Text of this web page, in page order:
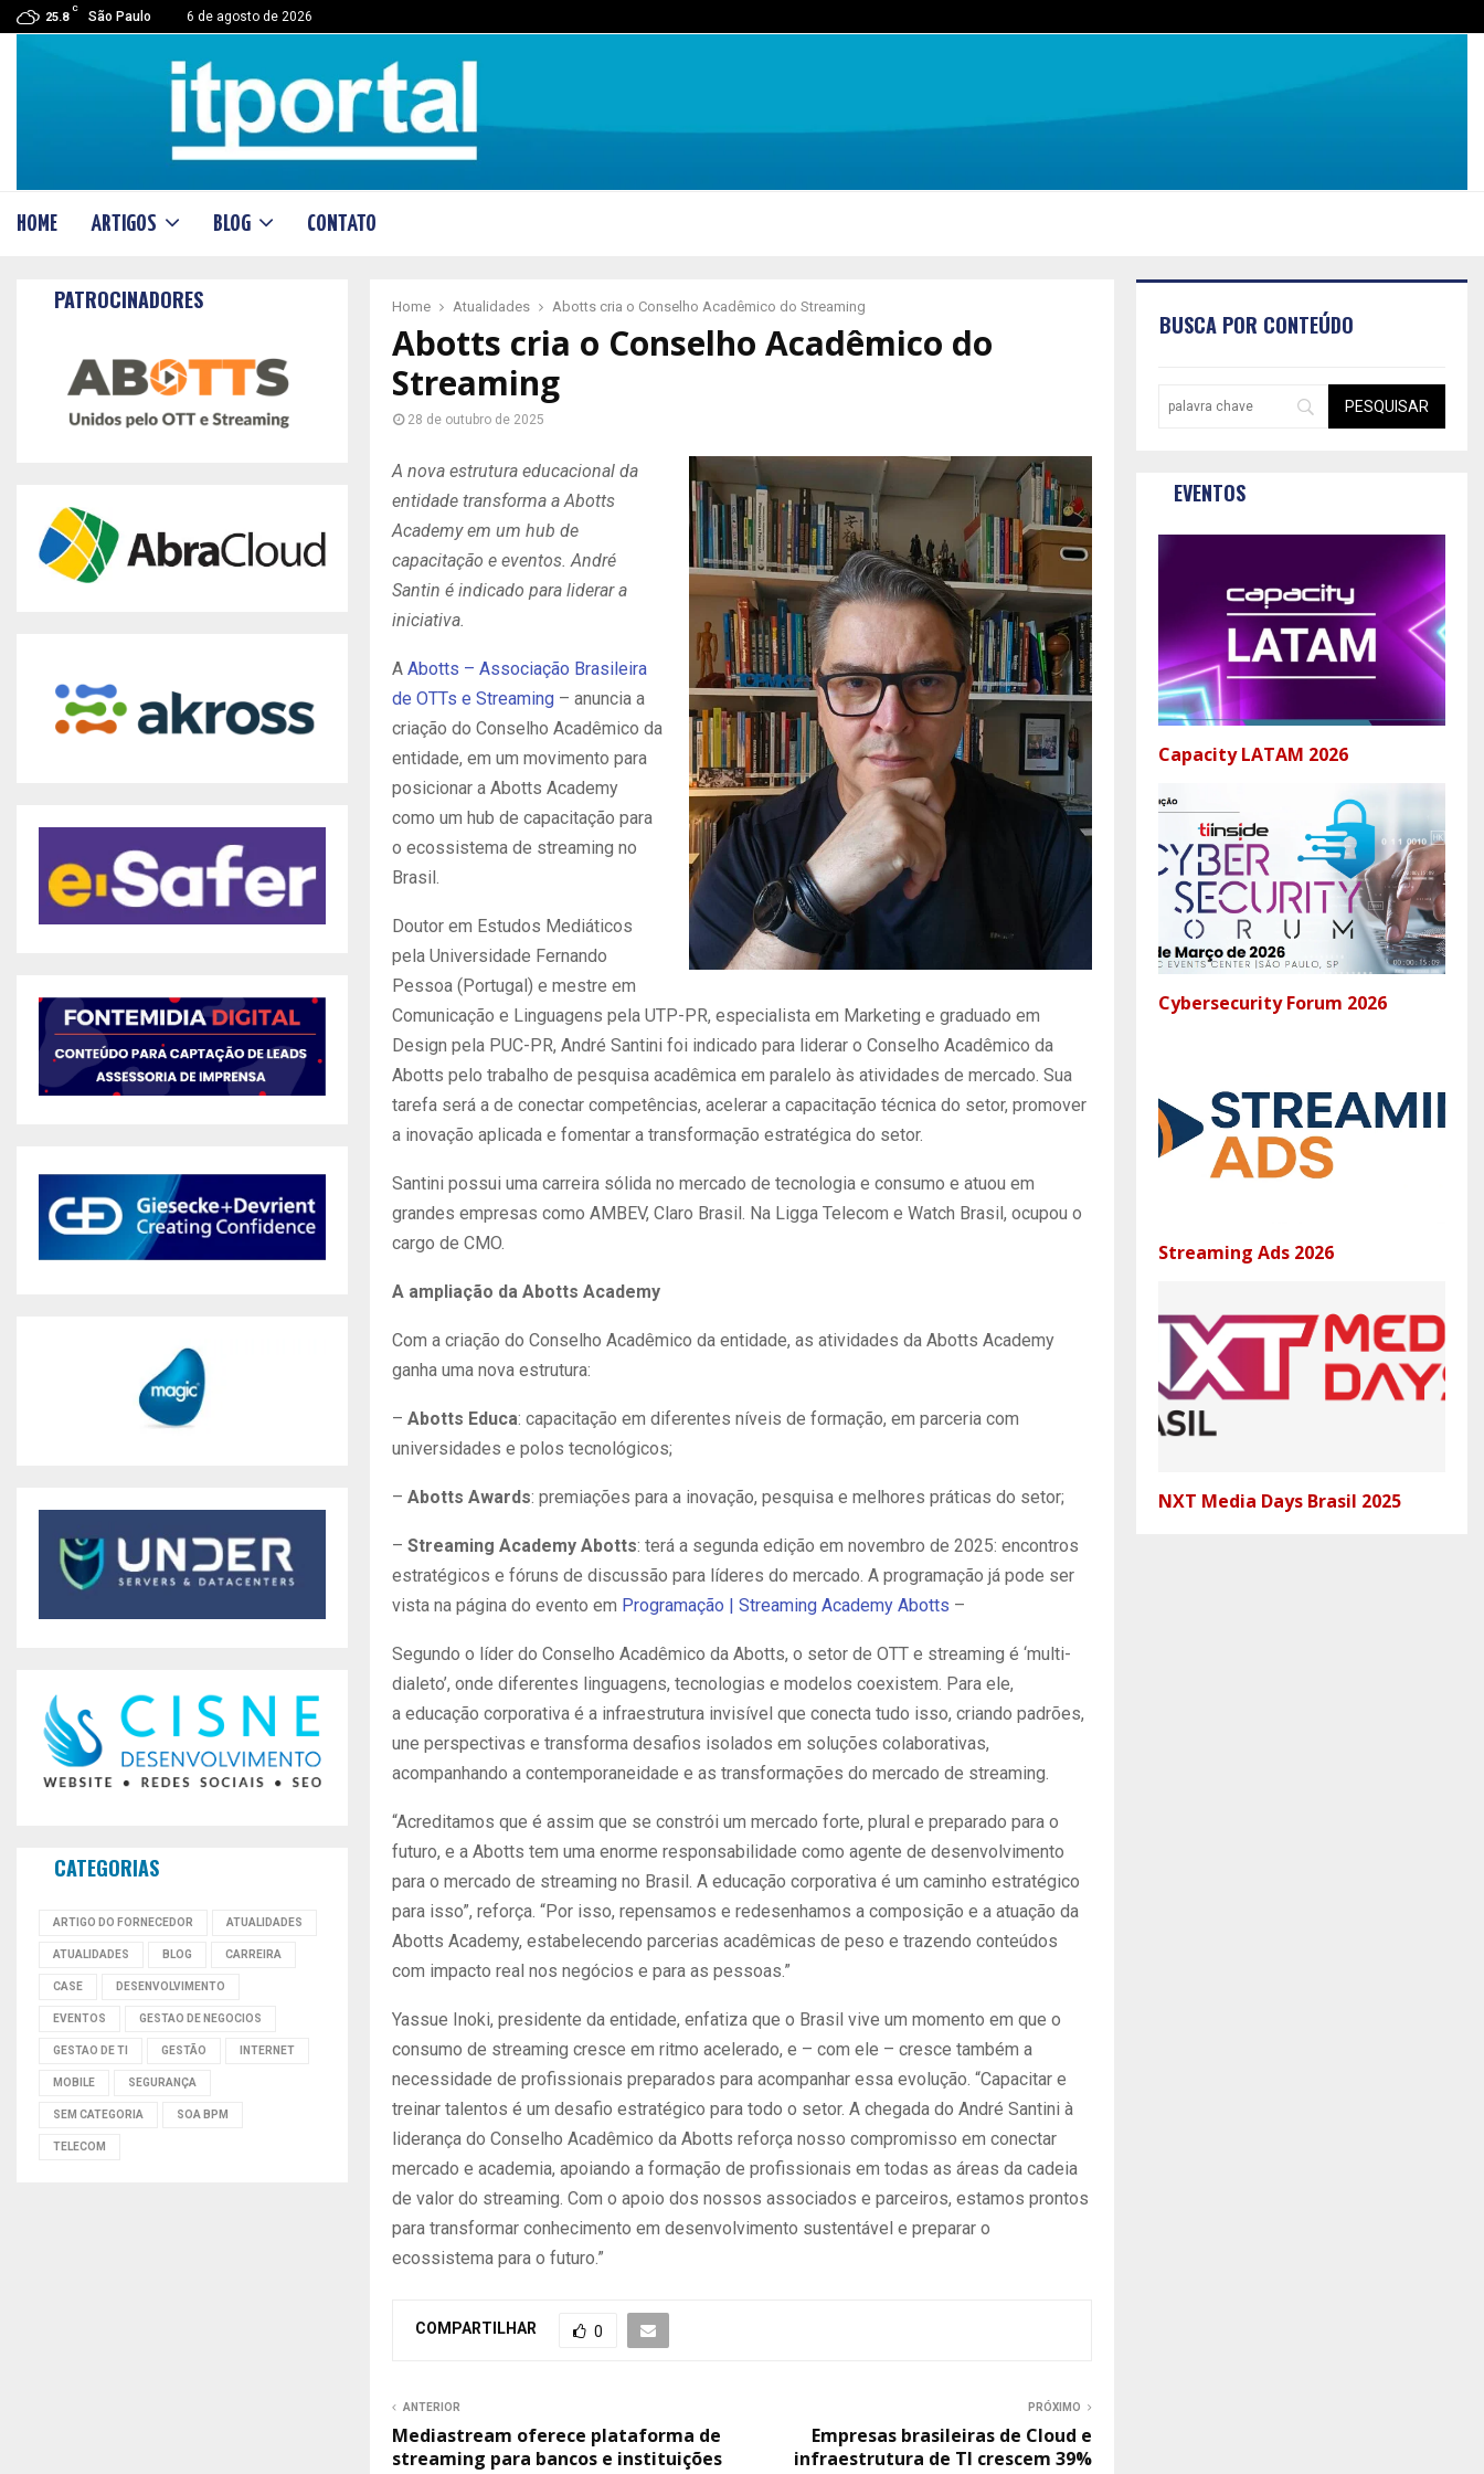
25.8
C
São Paulo 6 de agosto de 2026
HOME ARTIGOS BLOG CONTATO
Home Atualidades Abotts cria o Conselho Acadêmico do Streaming
Abotts cria o Conselho Acadêmico do
Streaming
28 de outubro de 2025
A nova estrutura educacional da
entidade transforma a Abotts
Academy em um hub de
capacitação e eventos. André
Santin é indicado para liderar a
iniciativa.
A Abotts – Associação Brasileira
de OTTs e Streaming – anuncia a
criação do Conselho Acadêmico da
entidade, em um movimento para
posicionar a Abotts Academy
como um hub de capacitação para
o ecossistema de streaming no
Brasil.
Doutor em Estudos Mediáticos
pela Universidade Fernando
Pessoa (Portugal) e mestre em
Comunicação e Linguagens pela UTP-PR, especialista em Marketing e graduado em
Design pela PUC-PR, André Santini foi indicado para liderar o Conselho Acadêmico da
Abotts pelo trabalho de pesquisa acadêmica em paralelo às atividades de mercado. Sua
tarefa será a de conectar competências, acelerar a capacitação técnica do setor, promover
a inovação aplicada e fomentar a transformação estratégica do setor.
Santini possui uma carreira sólida no mercado de tecnologia e consumo e atuou em
grandes empresas como AMBEV, Claro Brasil. Na Ligga Telecom e Watch Brasil, ocupou o
cargo de CMO.
A ampliação da Abotts Academy
Com a criação do Conselho Acadêmico da entidade, as atividades da Abotts Academy
ganha uma nova estrutura:
– Abotts Educa: capacitação em diferentes níveis de formação, em parceria com
universidades e polos tecnológicos;
– Abotts Awards: premiações para a inovação, pesquisa e melhores práticas do setor;
– Streaming Academy Abotts: terá a segunda edição em novembro de 2025: encontros
estratégicos e fóruns de discussão para líderes do mercado. A programação já pode ser
vista na página do evento em Programação | Streaming Academy Abotts –
Segundo o líder do Conselho Acadêmico da Abotts, o setor de OTT e streaming é ‘multi-
dialeto’, onde diferentes linguagens, tecnologias e modelos coexistem. Para ele,
a educação corporativa é a infraestrutura invisível que conecta tudo isso, criando padrões,
une perspectivas e transforma desafios isolados em soluções colaborativas,
acompanhando a contemporaneidade e as transformações do mercado de streaming.
“Acreditamos que é assim que se constrói um mercado forte, plural e preparado para o
futuro, e a Abotts tem uma enorme responsabilidade como agente de desenvolvimento
para o mercado de streaming no Brasil. A educação corporativa é um caminho estratégico
para isso”, reforça. “Por isso, repensamos e redesenhamos a composição e a atuação da
Abotts Academy, estabelecendo parcerias acadêmicas de peso e trazendo conteúdos
com impacto real nos negócios e para as pessoas.”
Yassue Inoki, presidente da entidade, enfatiza que o Brasil vive um momento em que o
consumo de streaming cresce em ritmo acelerado, e – com ele – cresce também a
necessidade de profissionais preparados para acompanhar essa evolução. “Capacitar e
treinar talentos é um desafio estratégico para todo o setor. A chegada do André Santini à
liderança do Conselho Acadêmico da Abotts reforça nosso compromisso em conectar
mercado e academia, apoiando a formação de profissionais em todas as áreas da cadeia
de valor do streaming. Com o apoio dos nossos associados e parceiros, estamos prontos
para transformar conhecimento em desenvolvimento sustentável e preparar o
ecossistema para o futuro.”
COMPARTILHAR 0
ANTERIOR
Mediastream oferece plataforma de
streaming para bancos e instituições
PRÓXIMO
Empresas brasileiras de Cloud e
infraestrutura de TI crescem 39%
PATROCINADORES
CATEGORIAS
ARTIGO DO FORNECEDOR ATUALIDADES
ATUALIDADES BLOG CARREIRA
CASE DESENVOLVIMENTO
EVENTOS GESTAO DE NEGOCIOS
GESTAO DE TI GESTÃO INTERNET
MOBILE SEGURANÇA
SEM CATEGORIA SOA BPM
TELECOM
BUSCA POR CONTEÚDO
EVENTOS
Capacity LATAM 2026
Cybersecurity Forum 2026
Streaming Ads 2026
NXT Media Days Brasil 2025